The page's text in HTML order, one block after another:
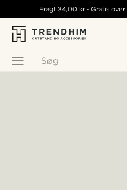
Søg
Fragt34,00 kr - Gratis over